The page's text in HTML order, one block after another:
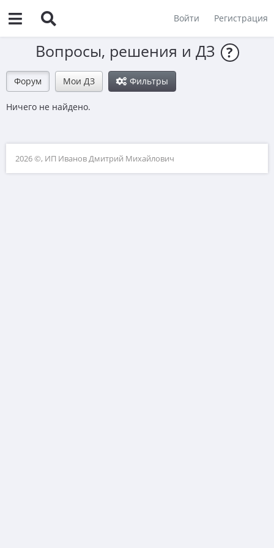
Войти Регистрация
Вопросы, решения и ДЗ ?
Форум Мои ДЗ Фильтры
Ничего не найдено.
2026 ©, ИП Иванов Дмитрий Михайлович